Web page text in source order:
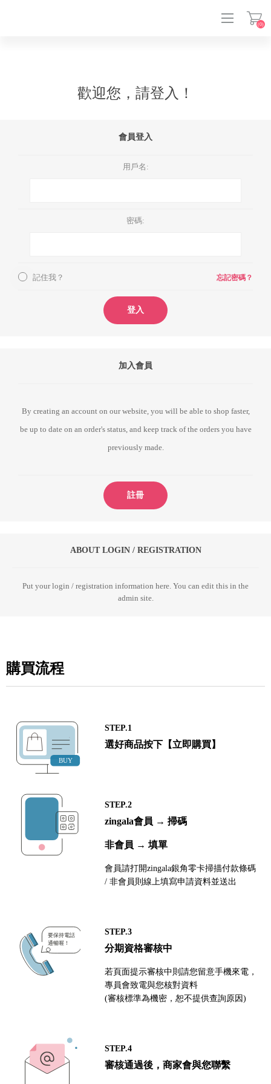
(0)
歡迎您，請登入！
會員登入
用戶名:
密碼:
記住我？ 忘記密碼？
登入
加入會員
By creating an account on our website, you will be able to shop faster,
be up to date on an order's status, and keep track of the orders you have
previously made.
註冊
ABOUT LOGIN / REGISTRATION
Put your login / registration information here. You can edit this in the
admin site.
購買流程
STEP.1
選好商品按下【立即購買】
STEP.2
zingala會員 → 掃碼
非會員 → 填單
會員請打開zingala銀角零卡掃描付款條碼
/ 非會員則線上填寫申請資料並送出
STEP.3
分期資格審核中
若頁面提示審核中則請您留意手機來電，
專員會致電與您核對資料
(審核標準為機密，恕不提供查詢原因)
STEP.4
審核通過後，商家會與您聯繫